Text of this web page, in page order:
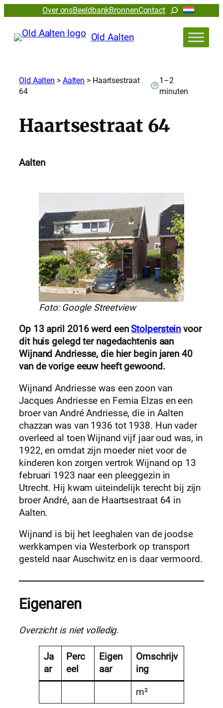
Over onsBeeldbankBronnenContactZoeken
Old Aalten
Old Aalten > Aalten > Haartsestraat
64
1–2
minuten
Haartsestraat 64
Aalten
Foto: Google Streetview
Op 13 april 2016 werd eenStolperstein voor
dit huis gelegd ter nagedachtenis aan
Wijnand Andriesse, die hier begin jaren 40
van de vorige eeuw heeft gewoond.
Wijnand Andriesse was een zoon van
Jacques Andriesse en Femia Elzas en een
broer van André Andriesse, die in Aalten
chazzan was van 1936 tot 1938. Hun vader
overleed al toen Wijnand vijf jaar oud was, in
1922, en omdat zijn moeder niet voor de
kinderen kon zorgen vertrok Wijnand op 13
februari 1923 naar een pleeggezin in
Utrecht. Hij kwam uiteindelijk terecht bij zijn
broer André, aan de Haartsestraat 64 in
Aalten.
Wijnand is bij het leeghalen van de joodse
werkkampen via Westerbork op transport
gesteld naar Auschwitz en is daar vermoord.
Eigenaren
Overzicht is niet volledig.
Ja
ar
Perc
eel
Eigen
aar
Omschrijv
ing
m²